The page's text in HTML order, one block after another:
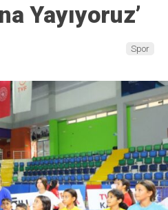
Yayıyoruz’
Spor